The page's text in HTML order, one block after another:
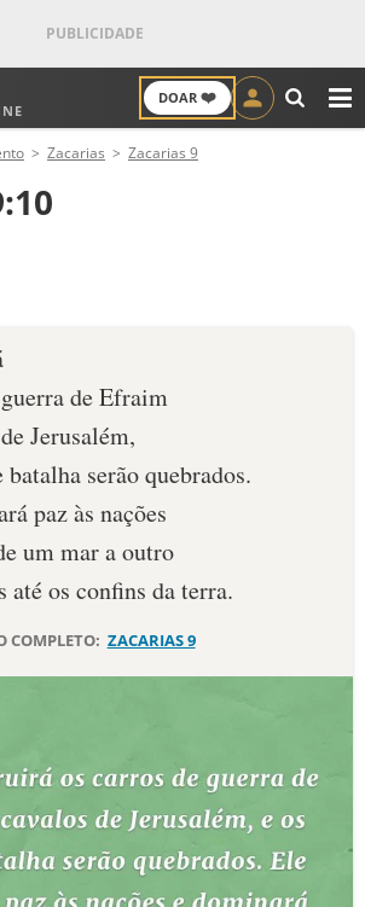
DOAR ❤️
IA
JOGOS
Zacarias Zacarias 9
de Efraim
Jerusalém,
batalha serão quebrados.
paz às nações
um mar a outro
até os confins da terra.
COMPLETO: ZACARIAS 9